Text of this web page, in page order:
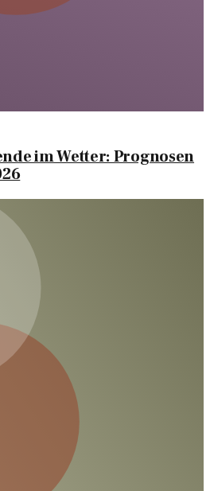
im Wetter: Prognosen